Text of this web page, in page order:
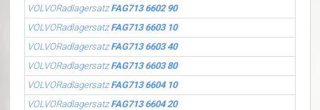
VOLVORadlagersatzFAG713 6602 90
VOLVORadlagersatzFAG713 6603 10
VOLVORadlagersatzFAG713 6603 40
VOLVORadlagersatzFAG713 6603 80
VOLVORadlagersatzFAG713 6604 10
VOLVORadlagersatzFAG713 6604 20